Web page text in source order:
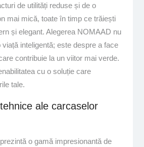
de utilități reduse și de o
mai mică, toate în timp ce trăiești
și elegant. Alegerea NOMAAD nu
inteligentă; este despre a face
contribuie la un viitor mai verde.
cu o soluție care
tale.
ale carcaselor
o gamă impresionantă de